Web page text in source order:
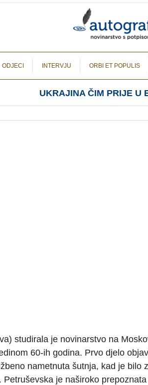
ODJECI INTERVJU ORBI ET POPULIS
UKRAJINA ČIM PRIJE U
studirala je novinarstvo na
60-ih godina. Prvo djelo
nametnuta šutnja, kad je bilo
je naširoko